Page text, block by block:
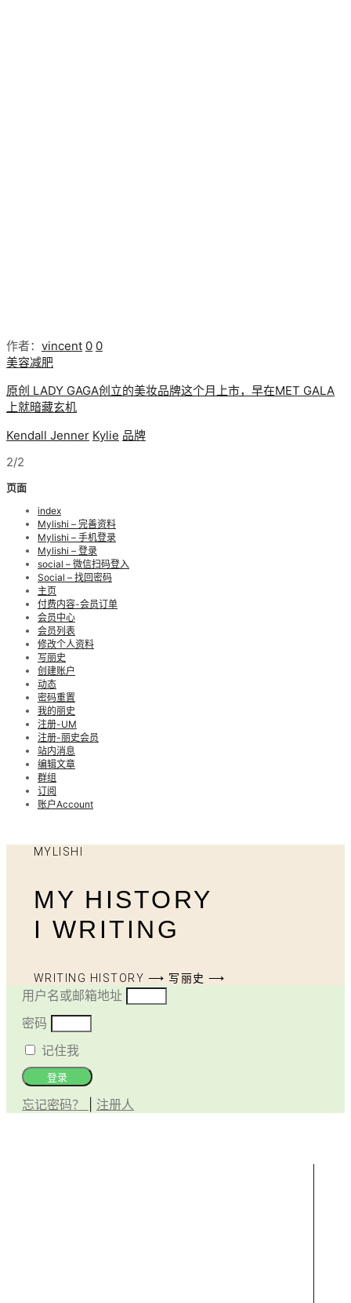
作者： vincent 0 0
美容减肥
原创 LADY GAGA创立的美妆品牌这个月上市，早在MET GALA
上就暗藏玄机
Kendall Jenner Kylie 品牌
2/2
页面
index
Mylishi – 完善资料
Mylishi – 手机登录
Mylishi – 登录
social – 微信扫码登入
Social – 找回密码
主页
付费内容-会员订单
会员中心
会员列表
修改个人资料
写丽史
创建账户
动态
密码重置
我的丽史
注册-UM
注册-丽史会员
站内消息
编辑文章
群组
订阅
账户Account
MYLISHI
MY HISTORY
I WRITING
WRITING HISTORY ⟶ 写丽史 ⟶
用户名或邮箱地址
密码
记住我
登录
忘记密码？ 注册人